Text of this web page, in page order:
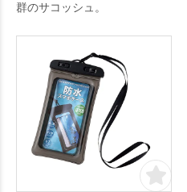
群のサコッシュ。